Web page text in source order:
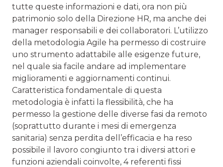
tutte queste informazioni e dati, ora non più
patrimonio solo della Direzione HR, ma anche dei
manager responsabili e dei collaboratori. L’utilizzo
della metodologia Agile ha permesso di costruire
uno strumento adattabile alle esigenze future,
nel quale sia facile andare ad implementare
miglioramenti e aggiornamenti continui.
Caratteristica fondamentale di que­sta
metodologia è infatti la flessibilità, che ha
permesso la gestione delle diverse fasi da remoto
(soprattutto durante i mesi di emergenza
sanitaria) senza perdita dell’efficacia e ha reso
possibile il lavoro congiunto tra i diversi attori e
funzio­ni aziendali coinvolte, 4 referenti fissi